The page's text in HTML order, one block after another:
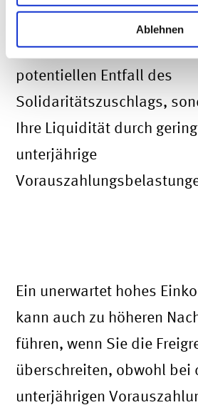
Ablehnen
herabsetzen zu lassen.
nicht nur Auswirkungen
potentiellen Entfall des
Solidaritätszuschlags,
Ihre Liquidität durch
unterjährige
Ein unerwartet hohes
kann auch zu höheren
führen, wenn Sie die
überschreiten, obwohl bei
unterjährigen